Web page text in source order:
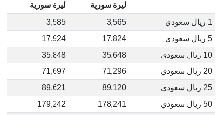
ليرة سورية
ليرة سورية
1 ريال سعودي
3,565
3,585
5 ريال سعودي
17,824
17,924
10 ريال سعودي
35,648
35,848
20 ريال سعودي
71,296
71,697
25 ريال سعودي
89,120
89,621
50 ريال سعودي
178,241
179,242